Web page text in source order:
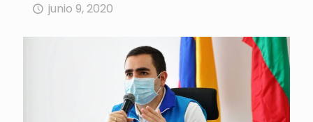
junio 9, 2020